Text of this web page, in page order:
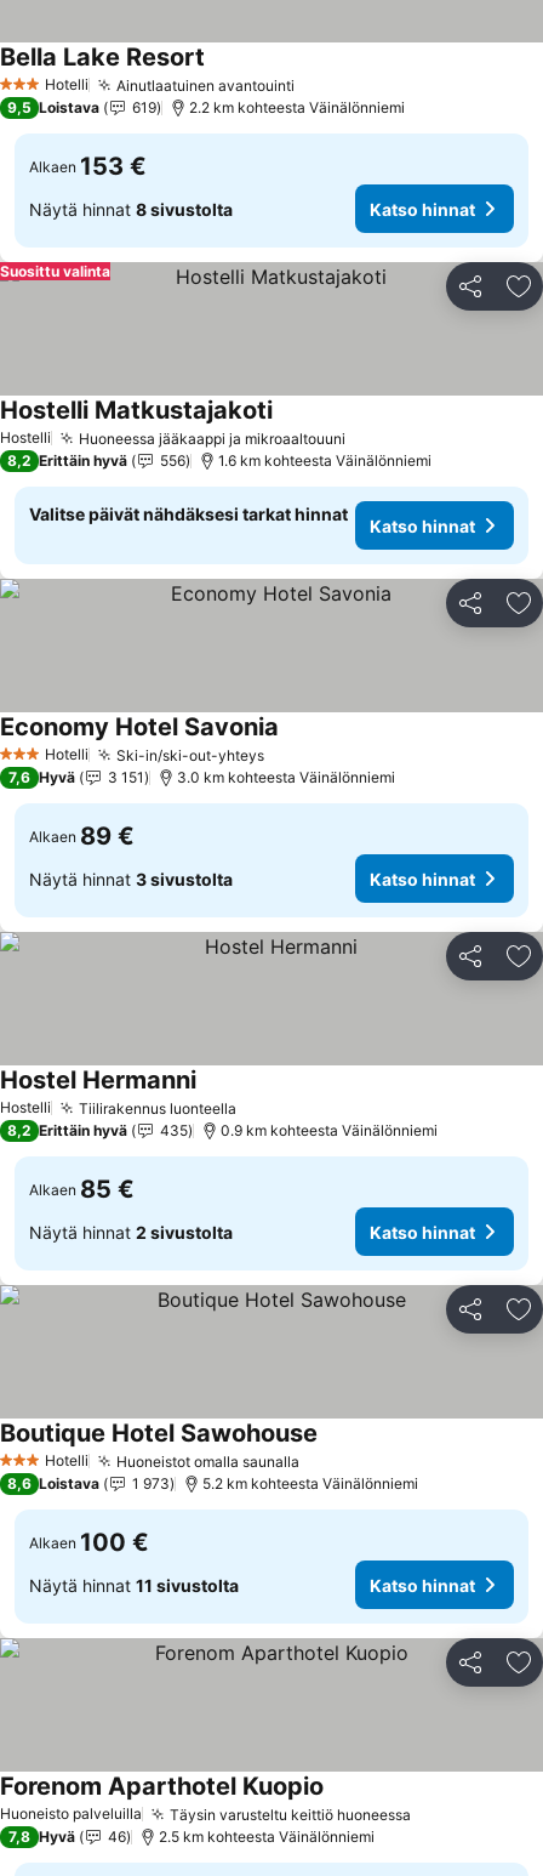
3 Tähtiluokitus
Hotelli Ainutlaatuinen avantouinti
Bella Lake Resort
9,5 Loistava 619 2.2 km kohteesta Väinälönniemi
Alkaen 153 €
Näytä hinnat 8 sivustolta Katso hinnat
Jaa
Suosittu valinta
Hostelli Huoneessa jääkaappi ja mikroaaltouuni
Hostelli MatkustajakotiKatso hinnat
8,2 Erittäin hyvä 556 1.6 km kohteesta Väinälönniemi
Valitse päivät nähdäksesi tarkat hinnat
Katso hinnat
Jaa
3 Tähtiluokitus
Hotelli Ski-in/ski-out-yhteysKatso hinnat
Economy Hotel Savonia
7,6 Hyvä 3 151 3.0 km kohteesta Väinälönniemi
Alkaen 89 €
Näytä hinnat 3 sivustolta Katso hinnat
Jaa
Hostelli Tiilirakennus luonteella
Hostel HermanniKatso hinnat
8,2 Erittäin hyvä 435 0.9 km kohteesta Väinälönniemi
Alkaen 85 €
Näytä hinnat 2 sivustolta Katso hinnat
Jaa
3 Tähtiluokitus
Hotelli Huoneistot omalla saunalla
Boutique Hotel Sawohouse
8,6 Loistava 1 973 5.2 km kohteesta Väinälönniemi
Alkaen 100 €
Näytä hinnat 11 sivustolta Katso hinnat
Jaa
Huoneisto palveluilla Täysin varusteltu keittiö huoneessa
Forenom Aparthotel Kuopio
7,8 Hyvä 46 2.5 km kohteesta Väinälönniemi